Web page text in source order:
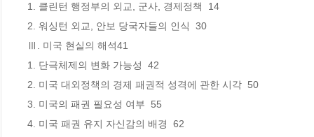
1. 클린턴 행정부의 외교, 군사, 경제정책  14
2. 워싱턴 외교, 안보 당국자들의 인식  30
Ⅲ. 미국 현실의 해석41
1. 단극체제의 변화 가능성  42
2. 미국 대외정책의 경제 패권적 성격에 관한 시각  50
3. 미국의 패권 필요성 여부  55
4. 미국 패권 유지 자신감의 배경  62